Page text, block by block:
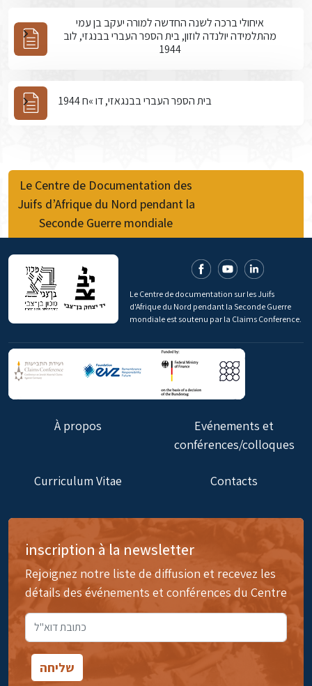
איחולי ברכה לשנה החדשה למורה יעקב בן עמי
מהתלמידה יולנדה לוזון, בית הספר העברי בבנגזי, לוב
1944
בית הספר העברי בבנגאזי, דו »ח 1944
Le Centre de Documentation des
Juifs d’Afrique du Nord pendant la
Seconde Guerre mondiale
Le Centre de documentation sur les Juifs
d'Afrique du Nord pendant la Seconde Guerre
mondiale est soutenu par la Claims Conference.
À propos
Evénements et
conférences/colloques
Curriculum Vitae Contacts
inscription à la newsletter
Rejoignez notre liste de diffusion et recevez les
détails des événements et conférences du Centre